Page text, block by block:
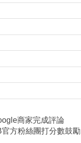
商家完成評論
方粉絲團打分數鼓勵